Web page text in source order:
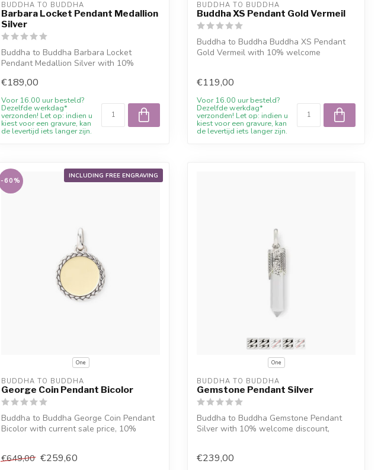
BUDDHA TO BUDDHA
Barbara Locket Pendant Medallion
Silver
Buddha to Buddha Barbara Locket
Pendant Medallion Silver with 10%
€189,00
Voor 16.00 uur besteld?
Dezelfde werkdag*
verzonden! Let op: indien u
kiest voor een gravure, kan
de levertijd iets langer zijn.
BUDDHA TO BUDDHA
Buddha XS Pendant Gold Vermeil
Buddha to Buddha Buddha XS Pendant
Gold Vermeil with 10% welcome
€119,00
Voor 16.00 uur besteld?
Dezelfde werkdag*
verzonden! Let op: indien u
kiest voor een gravure, kan
de levertijd iets langer zijn.
INCLUDING FREE ENGRAVING
One
-60%
BUDDHA TO BUDDHA
George Coin Pendant Bicolor
Buddha to Buddha George Coin Pendant
Bicolor with current sale price, 10%
€649,00 €259,60
One
BUDDHA TO BUDDHA
Gemstone Pendant Silver
Buddha to Buddha Gemstone Pendant
Silver with 10% welcome discount,
€239,00